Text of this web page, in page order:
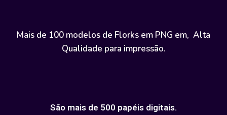
Mais de 100 modelos de Florks em PNG em, Alta
Qualidade para impressão.
São mais de 500 papéis digitais.